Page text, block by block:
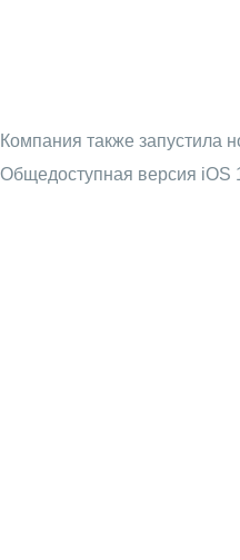
Компания также запустила
Общедоступная версия iOS